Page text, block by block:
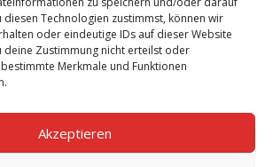
diesen Technologien zustimmst, können wir
oder eindeutige IDs auf dieser Website
deine Zustimmung nicht erteilst oder
Merkmale und Funktionen
Akzeptieren
Laufenden über unsere sich ständig
Produkteigenschaften und Technologien.
Adresse ein und abonnieren Sie unseren